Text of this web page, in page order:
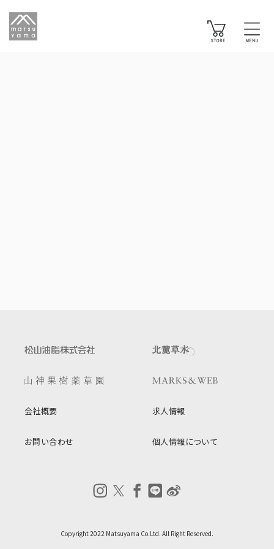
会社概要 求人情報
お問い合わせ 個人情報について
Copyright 2022 Matsuyama Co.Ltd. All Right Reserved.